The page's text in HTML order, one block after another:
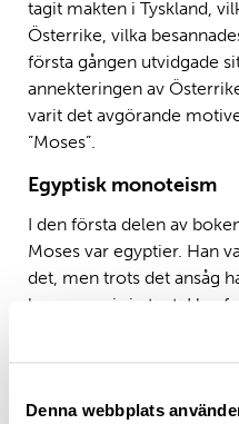
Denna webbplats
tagit makten i Tyskland,
Österrike, vilka
första gången utvidgade
annekteringen av
varit det avgörande
”Moses”.
Egyptisk monoteism
I den första delen av
Moses var egyptier. Han
det, men trots det ansåg
han angav i sin text. Han
återvändsgränden
var att egyptierna i